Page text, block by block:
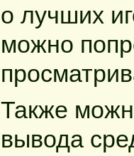
о лучших
можно
Также
вывода